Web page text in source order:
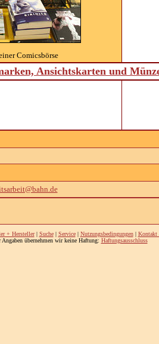
Comicsbörse
Ansichtskarten und
+ Hersteller| Suche| Service| Nutzungsbedingungen| Kontakt
übernehmen wir keine Haftung: Haftungsausschluss